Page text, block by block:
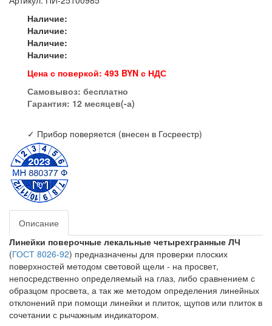
Наличие:
Наличие:
Наличие:
Наличие:
Цена с поверкой: 493 BYN с НДС
Самовывоз: бесплатно
Гарантия: 12 месяцев(-а)
✓ Прибор поверяется (внесен в Госреестр)
Описание
Линейки поверочные лекальные четырехгранные ЛЧ
(ГОСТ 8026-92) предназначены для проверки плоских
поверхностей методом световой щели - на просвет,
непосредственно определяемый на глаз, либо сравнением с
образцом просвета, а так же методом определения линейных
отклонений при помощи линейки и плиток, щупов или плиток в
сочетании с рычажным индикатором.